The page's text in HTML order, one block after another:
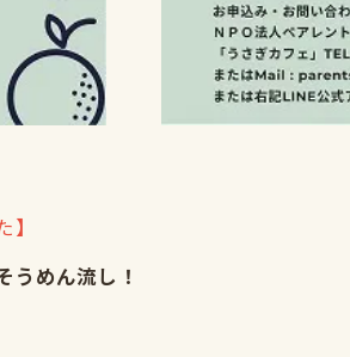
うめん流し！